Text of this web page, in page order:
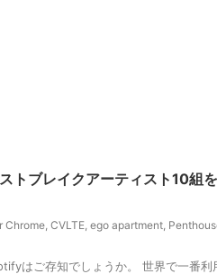
トブレイクアーティスト10組
Chrome CVLTE ego apartment
はご存知でしょうか。 世界で一番利